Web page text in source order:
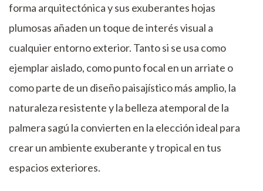
forma arquitectónica y sus exuberantes hojas
plumosas añaden un toque de interés visual a
cualquier entorno exterior. Tanto si se usa como
ejemplar aislado, como punto focal en un arriate o
como parte de un diseño paisajístico más amplio, la
naturaleza resistente y la belleza atemporal de la
palmera sagú la convierten en la elección ideal para
crear un ambiente exuberante y tropical en tus
espacios exteriores.